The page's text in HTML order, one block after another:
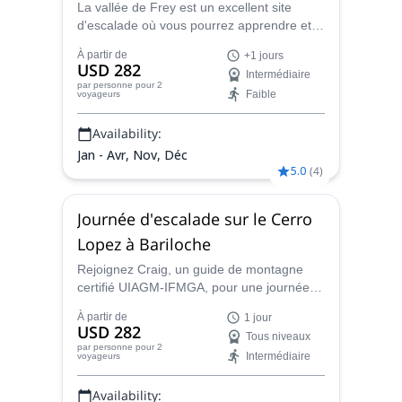
Nous nous concentrons principalement sur des
programmes sur mesure spécialement développés
pour chaque intérêt individuel. Ski de randonnée,
Alpinisme, Escalade, etc !!!
ensemble !!!
La vallée de Frey est un excellent site
d'escalade où vous pourrez apprendre et
matière d'escalade. Rejoignez Craig, le
guide de montagne local de l'IFMGA, dans
ce programme de 4 jours.
À partir de
USD 282
par personne pour 2
voyageurs
+1 jours
Intermédiaire
Faible
Availability:
Jan - Avr, Nov, Déc
5.0 (4)
Journée d'escalade sur le Cerro
Lopez à Bariloche
Rejoignez Craig, un guide de montagne
certifié UIAGM-IFMGA, pour une journée
en Patagonie.
À partir de
USD 282
par personne pour 2
voyageurs
1 jour
Tous niveaux
Intermédiaire
Availability: